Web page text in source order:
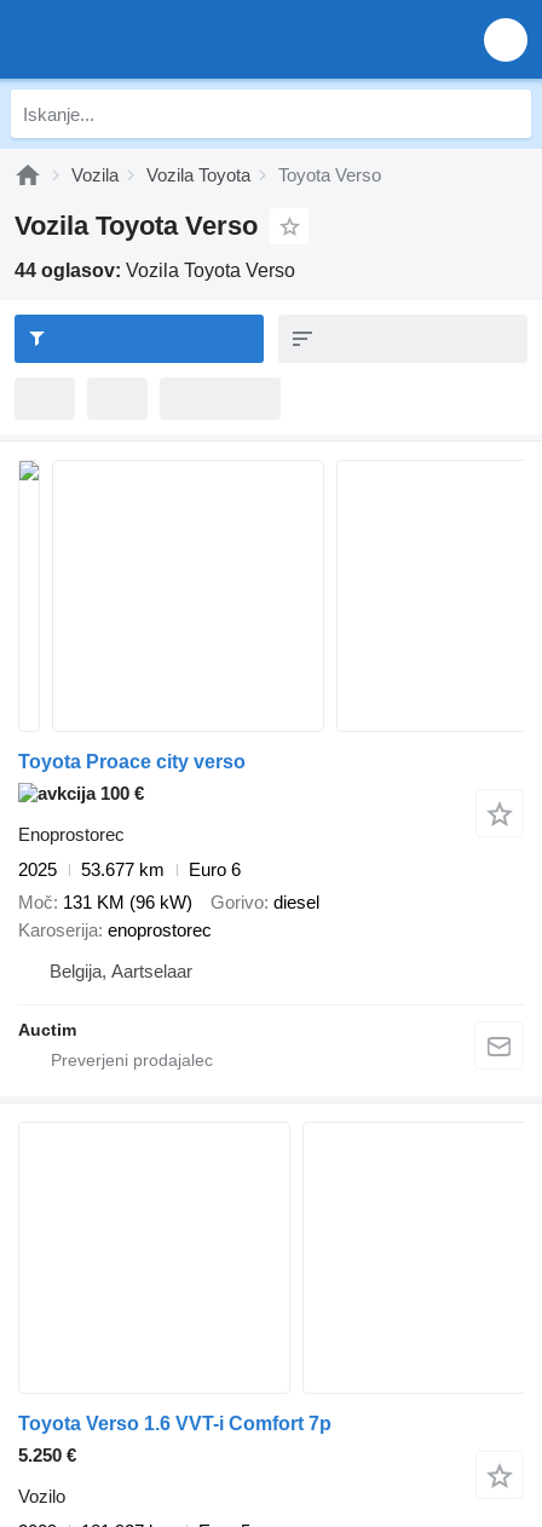
Vozila Vozila Toyota Toyota Verso
Vozila Toyota Verso
44 oglasov: Vozila Toyota Verso
Toyota Proace city verso
100 €
Enoprostorec
2025
53.677 km
Euro 6
Moč 131 KM (96 kW) Gorivo diesel
Karoserija enoprostorec
Belgija, Aartselaar
Auctim
Toyota Verso 1.6 VVT-i Comfort 7p
5.250 €
Vozilo